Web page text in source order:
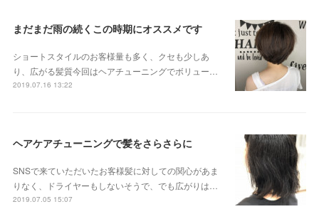
まだまだ雨の続くこの時期にオススメです
ショートスタイルのお客様量も多く、クセも少しあ
り、広がる髪質今回はヘアチューニングでボリュー…
2019.07.16 13:22
ヘアケアチューニングで髪をさらさらに
SNSで来ていただいたお客様髪に対しての関心があま
りなく、ドライヤーもしないそうで、でも広がりは…
2019.07.05 15:07